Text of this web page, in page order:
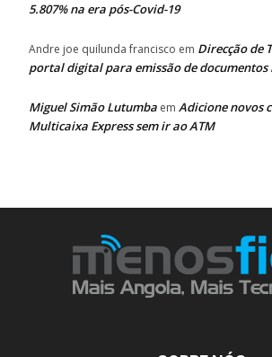
5.807% na era pós-Covid-19
Andre joe quilunda francisco em Direcção de
portal digital para emissão de
Miguel Simão Lutumba em Adicione novos
Multicaixa Express sem ir ao ATM